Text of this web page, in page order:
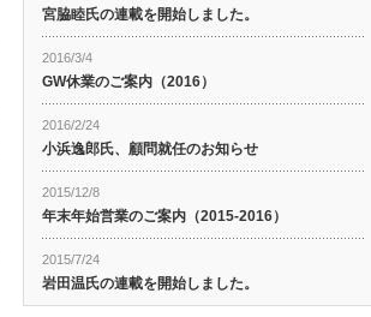
宮脇睦氏の連載を開始しました。
2016/3/4
GW休業のご案内（2016）
2016/2/24
小浜逸郎氏、顧問就任のお知らせ
2015/12/8
年末年始営業のご案内（2015-2016）
2015/7/24
岩田温氏の連載を開始しました。